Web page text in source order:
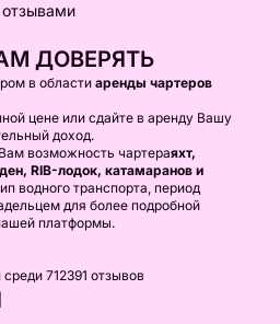
ДОВЕРЯТЬ
в области аренды чартеров
цене или сдайте в аренду Вашу
доход.
возможность чартераяхт,
RIB-лодок, катамаранов и
водного транспорта, период
для более подробной
платформы.
среди 712391 отзывов